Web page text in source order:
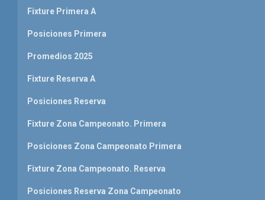
Fixture Primera A
Posiciones Primera
Promedios 2025
Fixture Reserva A
Posiciones Reserva
Fixture Zona Campeonato. Primera
Posiciones Zona Campeonato Primera
Fixture Zona Campeonato. Reserva
Posiciones Reserva Zona Campeonato